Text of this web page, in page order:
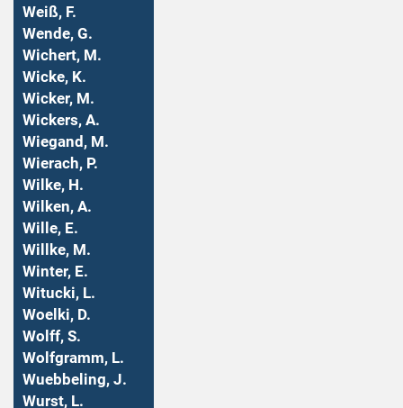
Weiß, F.
Wende, G.
Wichert, M.
Wicke, K.
Wicker, M.
Wickers, A.
Wiegand, M.
Wierach, P.
Wilke, H.
Wilken, A.
Wille, E.
Willke, M.
Winter, E.
Witucki, L.
Woelki, D.
Wolff, S.
Wolfgramm, L.
Wuebbeling, J.
Wurst, L.